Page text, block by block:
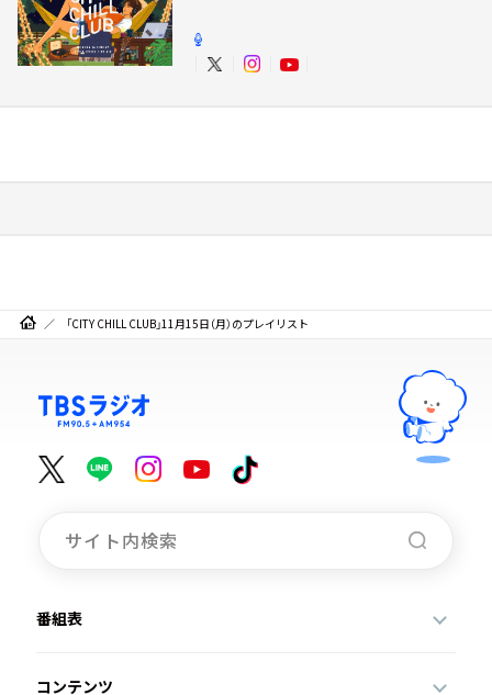
「CITY CHILL CLUB」11月15日（月）のプレイリスト
番組表
コンテンツ